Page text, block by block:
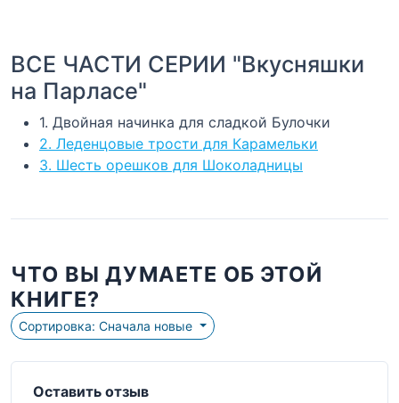
ВСЕ ЧАСТИ СЕРИИ "Вкусняшки
на Парласе"
1. Двойная начинка для сладкой Булочки
2. Леденцовые трости для Карамельки
3. Шесть орешков для Шоколадницы
ЧТО ВЫ ДУМАЕТЕ ОБ ЭТОЙ
КНИГЕ?
Сортировка: Сначала новые
Оставить отзыв